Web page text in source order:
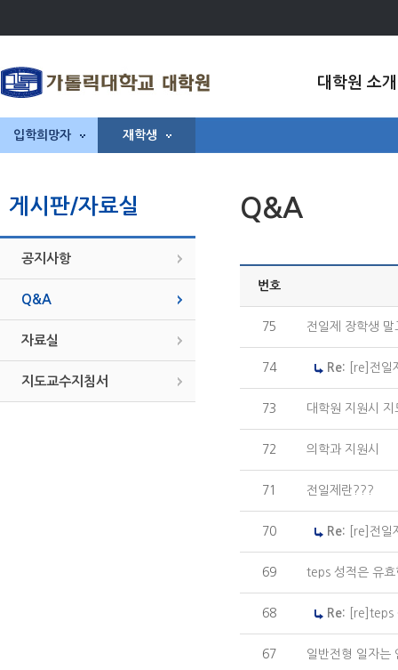
대학원 소개
입학희망자 재학생
게시판/자료실
공지사항
Q&A
자료실
지도교수지침서
Q&A
번호
75 전일제 장학생
74 Re: [re]전일
73 대학원 지원시
72 의학과 지원시
71 전일제란???
70 Re: [re]전일
69 teps 성적은 유효
68 Re: [re]teps
67 일반전형 일자는